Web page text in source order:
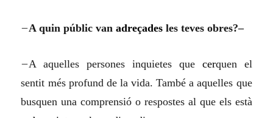
–A quin públic vanadreçades les teves obres?–
–A aquelles persones inquietes que cerquen el
sentit més profund de la vida. També a aquelles que
busquen una comprensió o respostes al que els està